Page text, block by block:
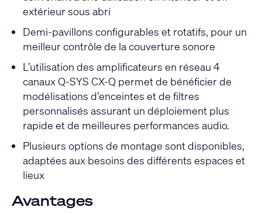
extérieur sous abri
Demi-pavillons configurables et rotatifs, pour un
meilleur contrôle de la couverture sonore
L’utilisation des amplificateurs en réseau 4
canaux Q-SYS CX-Q permet de bénéficier de
modélisations d’enceintes et de filtres
personnalisés assurant un déploiement plus
rapide et de meilleures performances audio.
Plusieurs options de montage sont disponibles,
adaptées aux besoins des différents espaces et
lieux
Avantages